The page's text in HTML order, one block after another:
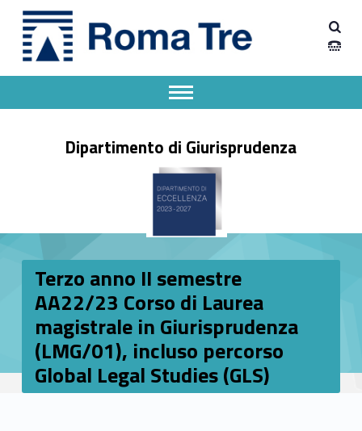
Terzo anno II semestre AA22/23 Corso di Laurea magistrale in Giurisprudenza (LMG/01), incluso percorso Global Legal Studies (GLS) - Dipartimento Giurisprudenza
Dipartimento di Giurisprudenza
Primary Menu
Apri il menu secondario
Header info sidebar
Terzo anno II semestre
AA22/23 Corso di Laurea
magistrale in Giurisprudenza
(LMG/01), incluso percorso
Global Legal Studies (GLS)